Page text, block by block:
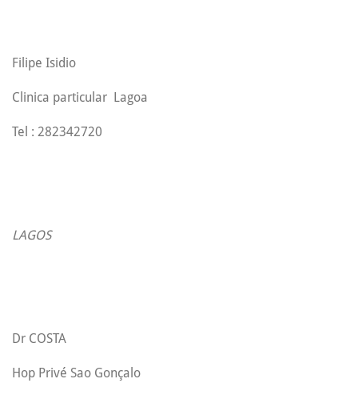
Filipe Isidio
Clinica particular Lagoa
Tel : 282342720
LAGOS
Dr COSTA
Hop Privé Sao Gonçalo